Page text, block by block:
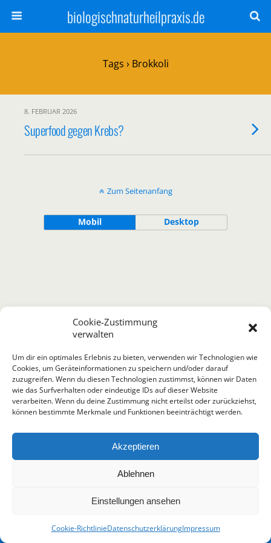
Cookie-Zustimmung
verwalten
Um dir ein optimales Erlebnis zu bieten, verwenden wir Technologien wie
Cookies, um Geräteinformationen zu speichern und/oder darauf
zuzugreifen. Wenn du diesen Technologien zustimmst, können wir Daten
wie das Surfverhalten oder eindeutige IDs auf dieser Website
verarbeiten. Wenn du deine Zustimmung nicht erteilst oder zurückziehst,
können bestimmte Merkmale und Funktionen beeinträchtigt werden.
Akzeptieren
Ablehnen
Einstellungen ansehen
Cookie-RichtlinieDatenschutzerklärungImpressum
biologischnaturheilpraxis.de
Tags › Brokkoli
8. FEBRUAR 2026
Superfood gegen Krebs?
Zum Seitenanfang
Mobil Desktop
Termin vereinbaren